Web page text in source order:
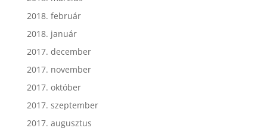
2018. február
2018. január
2017. december
2017. november
2017. október
2017. szeptember
2017. augusztus